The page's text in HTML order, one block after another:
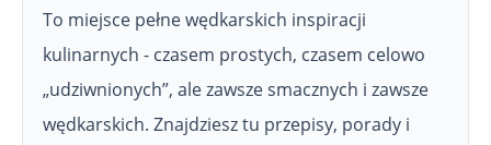
To miejsce pełne wędkarskich inspiracji
kulinarnych - czasem prostych, czasem celowo
„udziwnionych”, ale zawsze smacznych i zawsze
wędkarskich. Znajdziesz tu przepisy, porady i